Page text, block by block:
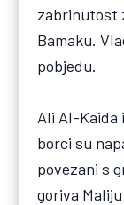
zabrinutost
Bamaku.
pobjedu.
Ali Al-Kaida
borci su
povezani s
goriva